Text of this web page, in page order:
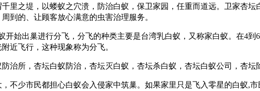
千里之堤，以蝼蚁之穴溃，防治白蚁，保卫家园，任重而道远。卫家杏
到的、让顾客放心满意的虫害治理服务。
开始出巢进行分飞，分飞的种类主要是台湾乳白蚁，又称家白蚁。在4
近飞行，这种现象称为分飞。
不少市民都担心白蚁会入侵家中筑巢。如果家里只是飞入零星的白蚁,